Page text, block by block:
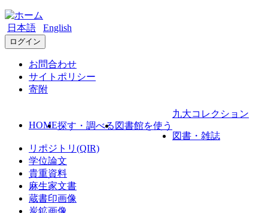
日本語 English
ログイン
お問合わせ
サイトポリシー
寄附
HOME探す・調べる 図書館を使う
九大コレクション
図書・雑誌
リポジトリ(QIR)
学位論文
貴重資料
麻生家文書
蔵書印画像
炭鉱画像